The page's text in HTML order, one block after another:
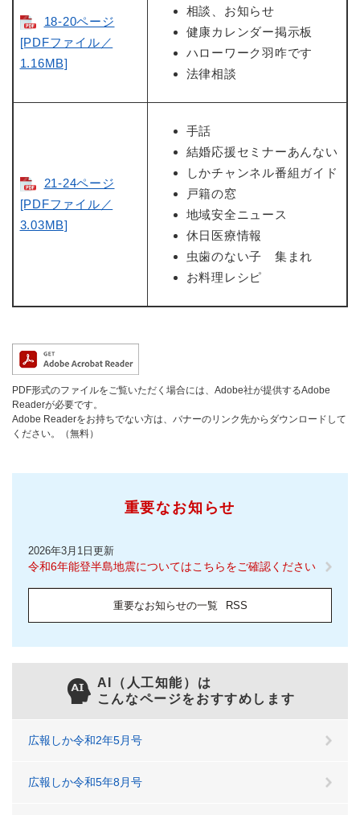
18-20ページ
[PDFファイル／
1.16MB]
相談、お知らせ
健康カレンダー掲示板
ハローワーク羽咋です
法律相談
21-24ページ
[PDFファイル／
3.03MB]
手話
結婚応援セミナーあんない
しかチャンネル番組ガイド
戸籍の窓
地域安全ニュース
休日医療情報
虫歯のない子 集まれ
お料理レシピ
PDF形式のファイルをご覧いただく場合には、Adobe社が提供するAdobe
Readerが必要です。
Adobe Readerをお持ちでない方は、バナーのリンク先からダウンロードして
ください。（無料）
重要なお知らせ
2026年3月1日更新
令和6年能登半島地震についてはこちらをご確認ください
重要なお知らせの一覧 RSS
AI（人工知能）は
こんなページをおすすめします
広報しか令和2年5月号
広報しか令和5年8月号